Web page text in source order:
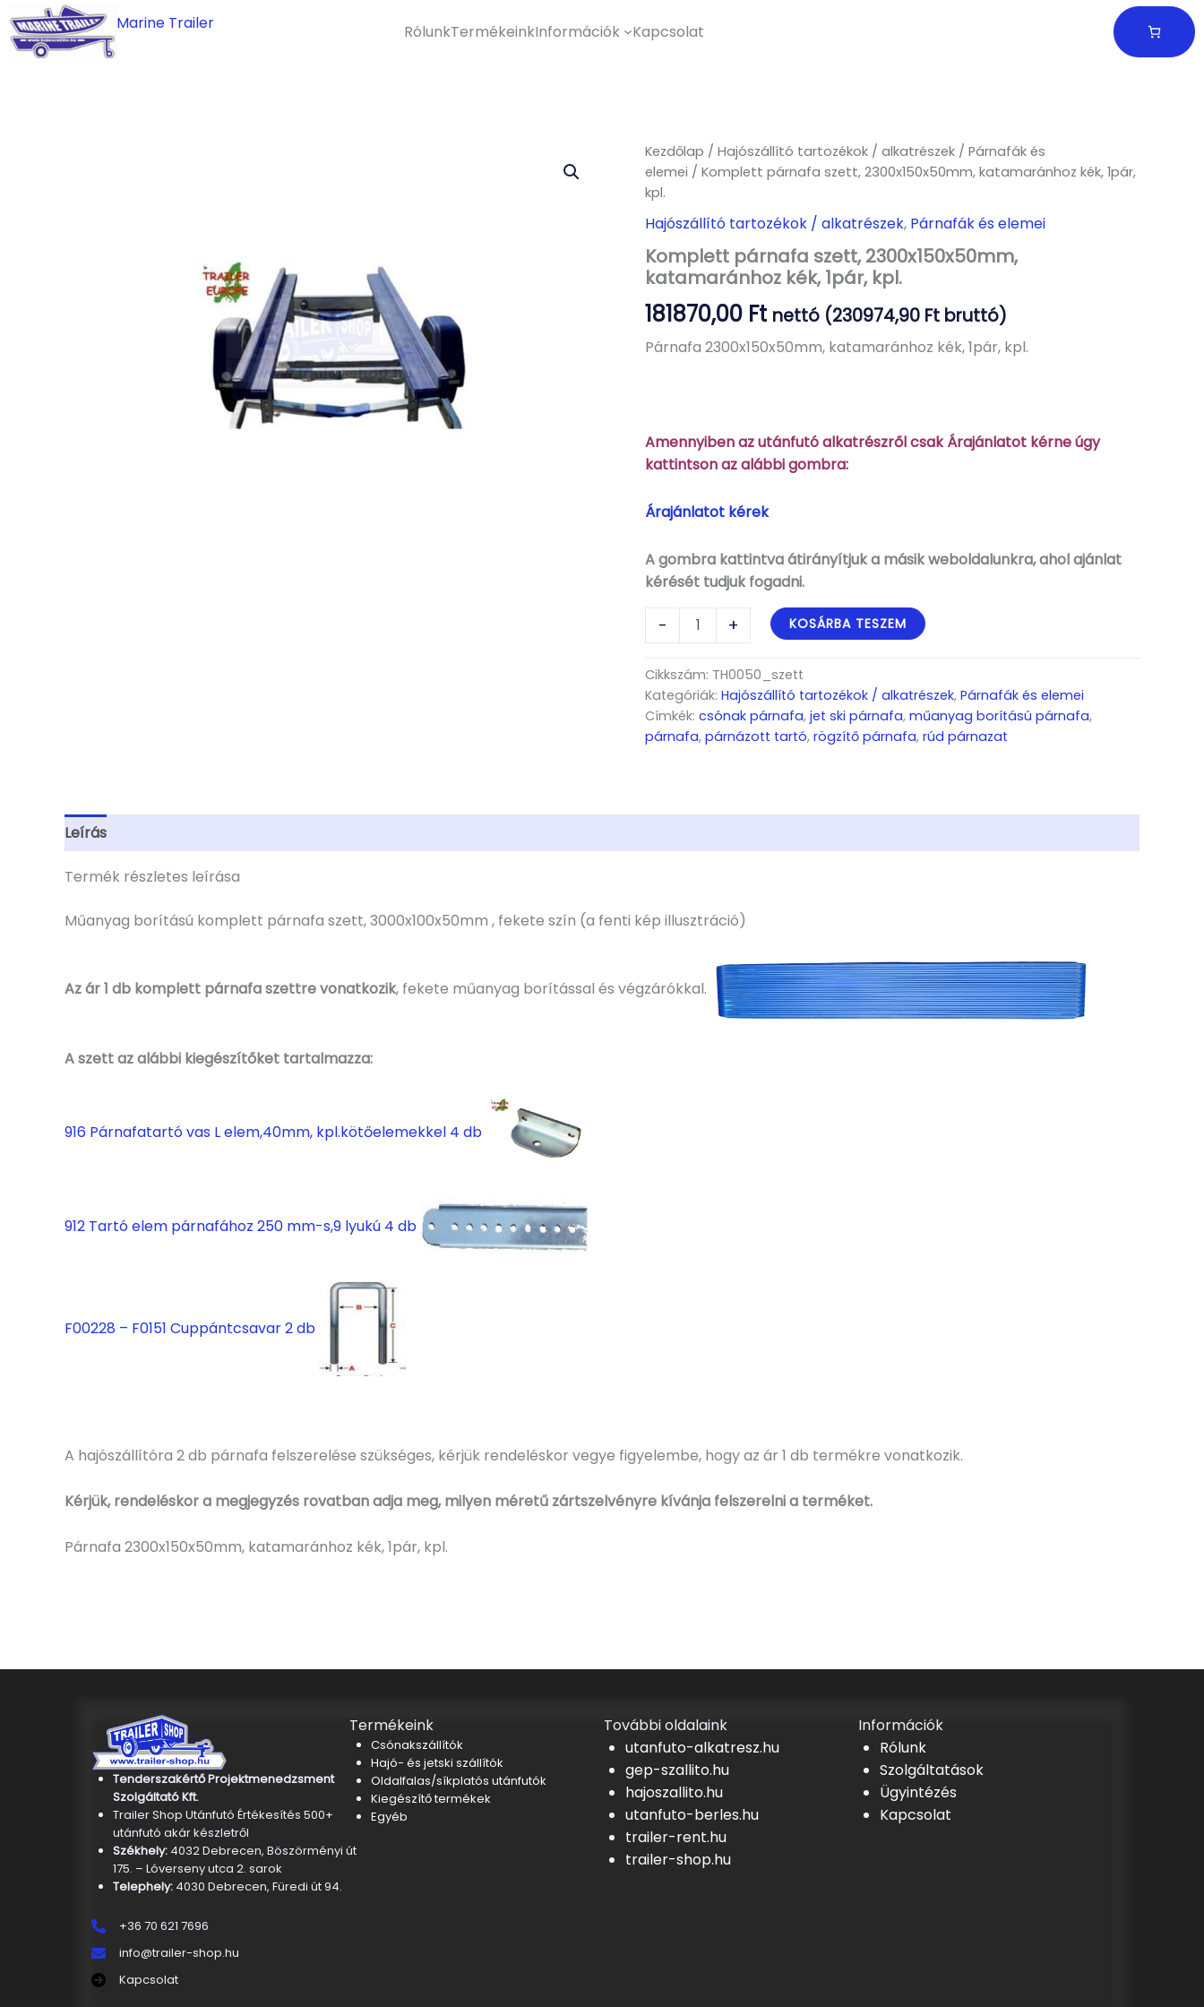
to
content
Marine Trailer RólunkTermékeinkInformációk Kapcsolat
Kezdőlap / Hajószállító tartozékok / alkatrészek / Párnafák és
elemei / Komplett párnafa szett, 2300x150x50mm, katamaránhoz kék, 1pár,
kpl.
Hajószállító tartozékok / alkatrészek, Párnafák és elemei
Komplett párnafa szett, 2300x150x50mm,
katamaránhoz kék, 1pár, kpl.
181870,00 Ft nettó (230974,90 Ft bruttó)
Párnafa 2300x150x50mm, katamaránhoz kék, 1pár, kpl.
Amennyiben az utánfutó alkatrészről csak Árajánlatot kérne úgy
kattintson az alábbi gombra:
Árajánlatot kérek
A gombra kattintva átirányítjuk a másik weboldalunkra, ahol ajánlat
kérését tudjuk fogadni.
-
Komplett
2300x150x50mm,
katamaránhoz
kék,
1pár,
kpl.
+ KOSÁRBA TESZEM
Cikkszám: TH0050_szett
Kategóriák: Hajószállító tartozékok / alkatrészek, Párnafák és elemei
Címkék: csónak párnafa, jet ski párnafa, műanyag borítású párnafa,
párnafa, párnázott tartó, rögzítő párnafa, rúd párnazat
Leírás
Termék részletes leírása
Műanyag borítású komplett párnafa szett, 3000x100x50mm , fekete szín (a fenti kép illusztráció)
Az ár 1 db komplett párnafa szettre vonatkozik, fekete műanyag borítással és végzárókkal.
A szett az alábbi kiegészítőket tartalmazza:
916 Párnafatartó vas L elem,40mm, kpl.kötőelemekkel 4 db
912 Tartó elem párnafához 250 mm-s,9 lyukú 4 db
F00228 – F0151 Cuppántcsavar 2 db
A hajószállítóra 2 db párnafa felszerelése szükséges, kérjük rendeléskor vegye figyelembe, hogy az ár 1 db termékre vonatkozik.
Kérjük, rendeléskor a megjegyzés rovatban adja meg, milyen méretű zártszelvényre kívánja felszerelni a terméket.
Párnafa 2300x150x50mm, katamaránhoz kék, 1pár, kpl.
Tenderszakértő Projektmenedzsment
Szolgáltató Kft.
Trailer Shop Utánfutó Értékesítés 500+
utánfutó akár készletről
Székhely: 4032 Debrecen, Böszörményi út
175. – Lóverseny utca 2. sarok
Telephely: 4030 Debrecen, Füredi út 94.
+36 70 621 7696
info@trailer-shop.hu
Kapcsolat
Termékeink
Csónakszállítók
Hajó- és jetski szállítók
Oldalfalas/síkplatós utánfutók
Kiegészítő termékek
Egyéb
További oldalaink
utanfuto-alkatresz.hu
gep-szallito.hu
hajoszallito.hu
utanfuto-berles.hu
trailer-rent.hu
trailer-shop.hu
Információk
Rólunk
Szolgáltatások
Ügyintézés
Kapcsolat